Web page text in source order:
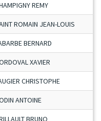
REMY
ROMAIN JEAN-LOUIS
BERNARD
XAVIER
CHRISTOPHE
ANTOINE
BRUNO